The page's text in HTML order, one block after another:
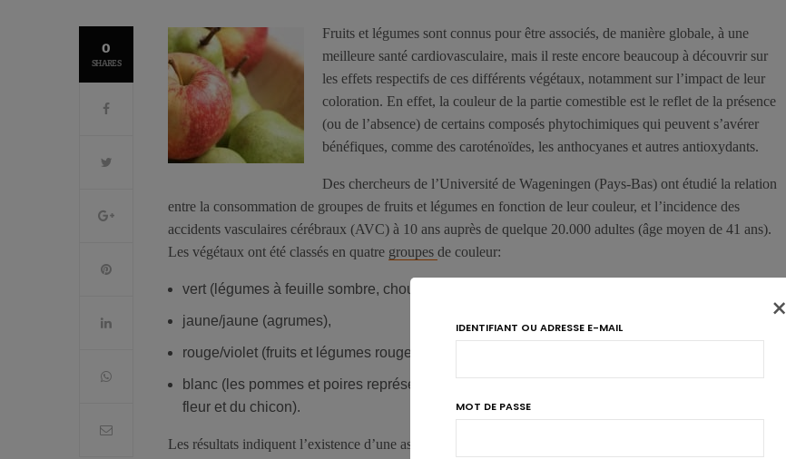
0
SHARES
Fruits et légumes sont connus pour être associés, de manière globale, à une
meilleure santé cardiovasculaire, mais il reste encore beaucoup à découvrir sur
les effets respectifs de ces différents végétaux, notamment sur l’impact de leur
coloration. En effet, la couleur de la partie comestible est le reflet de la présence
(ou de l’absence) de certains composés phytochimiques qui peuvent s’avérer
bénéfiques, comme des caroténoïdes, les anthocyanes et autres antioxydants.
Des chercheurs de l’Université de Wageningen (Pays-Bas) ont étudié la relation
entre la consommation de groupes de fruits et légumes en fonction de leur couleur, et l’incidence des
accidents vasculaires cérébraux (AVC) à 10 ans auprès de quelque 20.000 adultes (âge moyen de 41 ans).
Les végétaux ont été classés en quatre groupes de couleur:
vert (légumes à feuille sombre, choux et salades),
jaune/jaune (agrumes),
rouge/violet (fruits et légumes rouges),
blanc (les pommes et poires représentant 55 % de ce groupe, au côté de la banane, du chou-
fleur et du chicon).
Les résultats indiquent l’existence d’une association inverse uniquement pour les végétaux à chair blanche,
×
IDENTIFIANT OU ADRESSE E-MAIL
MOT DE PASSE